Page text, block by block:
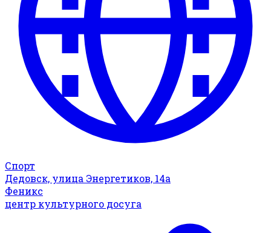
Спорт
Дедовск, улица Энергетиков, 14а
Феникс
центр культурного досуга